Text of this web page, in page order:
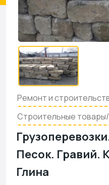
Ремонт и
Строительные
Песок. Гравий.
Глина